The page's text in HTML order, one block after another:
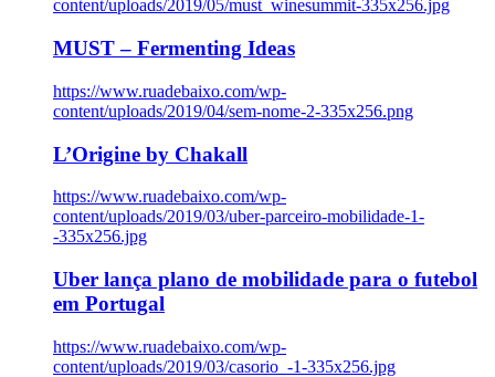
content/uploads/2019/05/must_winesummit-335x256.jpg
MUST – Fermenting Ideas
https://www.ruadebaixo.com/wp-
content/uploads/2019/04/sem-nome-2-335x256.png
L’Origine by Chakall
https://www.ruadebaixo.com/wp-
content/uploads/2019/03/uber-parceiro-mobilidade-1-
-335x256.jpg
Uber lança plano de mobilidade para o futebol
em Portugal
https://www.ruadebaixo.com/wp-
content/uploads/2019/03/casorio_-1-335x256.jpg